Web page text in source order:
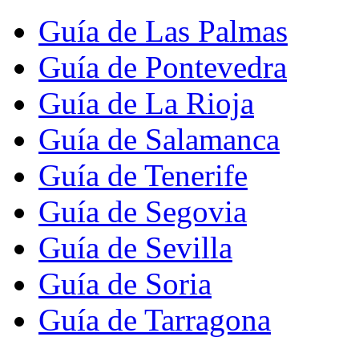
Guía de Las Palmas
Guía de Pontevedra
Guía de La Rioja
Guía de Salamanca
Guía de Tenerife
Guía de Segovia
Guía de Sevilla
Guía de Soria
Guía de Tarragona